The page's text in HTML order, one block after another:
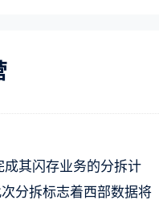
其闪存业务的分拆计
分拆标志着西部数据将